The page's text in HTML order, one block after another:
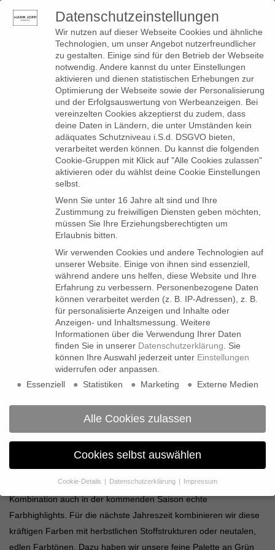
Toggle
Edle Farben
Korallenrot, leuchtendes Orange und Terracotta sind in der
Kombination auch in der kommenden Saison echte
Farbhighlights. Für die nächste Jahreszeit kombinieren wir diese
kräftigen Farben mit herbstlichen Stoffstrukturen oder neutalen,
edlen Farbtönen. Dazu haben wir unsere feine Palette an Grün
Datenschutzeinstellungen
Wir nutzen auf dieser Webseite Cookies und ähnliche
Technologien, um unser Angebot nutzerfreundlicher
zu gestalten. Einige sind für den Betrieb der Webseite
notwendig. Andere kannst du unter Einstellungen
aktivieren und dienen statistischen Erhebungen zur
Optimierung der Webseite sowie der Personalisierung
und der Erfolgsauswertung von Werbeanzeigen. Bei
vereinzelten Cookies akzeptierst du zudem, dass
deine Daten in Ländern, die unter Umständen kein
adäquates Schutzniveau i.S.d. DSGVO bieten,
verarbeitet werden können. Du kannst die folgenden
Cookie-Gruppen mit Klick auf "Alle Cookies zulassen"
aktivieren oder du wählst deine Cookie Einstellungen
selbst.
Wenn Sie unter 16 Jahre alt sind und Ihre
Zustimmung zu freiwilligen Diensten geben möchten,
müssen Sie Ihre Erziehungsberechtigten um
Erlaubnis bitten.
Wir verwenden Cookies und andere Technologien auf
unserer Website. Einige von ihnen sind essenziell,
während andere uns helfen, diese Website und Ihre
Erfahrung zu verbessern.
Personenbezogene Daten
können verarbeitet werden (z. B. IP-Adressen), z. B.
für personalisierte Anzeigen und Inhalte oder
Anzeigen- und Inhaltsmessung. Weitere
Informationen über die Verwendung Ihrer Daten
finden Sie in unserer Datenschutzerklärung
Sie
können Ihre Auswahl jederzeit unter Einstellungen
widerrufen oder anpassen.
Essenziell
Statistiken Marketing Externe Medien
Alle Cookies zulassen
Cookies selbst auswählen
Cookie-Details Datenschutzerklärung Impressum
Datenschutzeinstellungen
Wenn Sie unter 16 Jahre alt sind und Ihre Zustimmung zu
freiwilligen Diensten geben möchten, müssen Sie Ihre